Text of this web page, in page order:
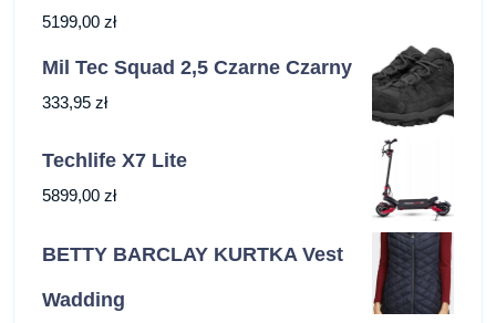
5199,00 zł
Mil Tec Squad 2,5 Czarne Czarny
333,95 zł
Techlife X7 Lite
5899,00 zł
BETTY BARCLAY KURTKA Vest
Wadding